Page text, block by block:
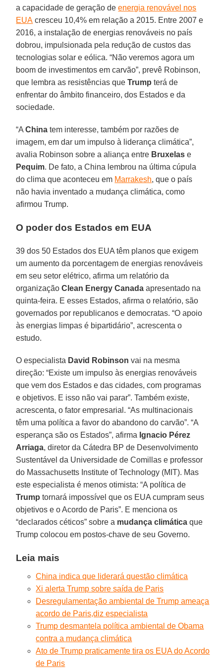
a capacidade de geração deenergia renovável nos
EUA cresceu 10,4% em relação a 2015. Entre 2007 e
2016, a instalação de energias renováveis no país
dobrou, impulsionada pela redução de custos das
tecnologias solar e eólica. “Não veremos agora um
boom de investimentos em carvão”, prevê Robinson,
que lembra as resistências queTrump terá de
enfrentar do âmbito financeiro, dos Estados e da
sociedade.
“AChina tem interesse, também por razões de
imagem, em dar um impulso à liderança climática”,
avalia Robinson sobre a aliança entre Bruxelas e
Pequim. De fato, a China lembrou na última cúpula
do clima que aconteceu em Marrakesh, que o país
não havia inventado a mudança climática, como
afirmou Trump.
O poder dos Estados em EUA
39 dos 50 Estados dos EUA têm planos que exigem
um aumento da porcentagem de energias renováveis
em seu setor elétrico, afirma um relatório da
organizaçãoClean Energy Canada apresentado na
quinta-feira. E esses Estados, afirma o relatório, são
governados por republicanos e democratas. “O apoio
às energias limpas é bipartidário”, acrescenta o
estudo.
O especialista David Robinson vai na mesma
direção: “Existe um impulso às energias renováveis
que vem dos Estados e das cidades, com programas
e objetivos. E isso não vai parar”. Também existe,
acrescenta, o fator empresarial. “As multinacionais
têm uma política a favor do abandono do carvão”. “A
esperança são os Estados”, afirma Ignacio Pérez
Arriaga, diretor da Cátedra BP de Desenvolvimento
Sustentável da Universidade de Comillas e professor
do Massachusetts Institute of Technology (MIT). Mas
este especialista é menos otimista: “A política de
Trump tornará impossível que os EUA cumpram seus
objetivos e o Acordo de Paris”. E menciona os
“declarados céticos” sobre a mudança climática que
Trump colocou em postos-chave de seu Governo.
Leia mais
China indica que liderará questão climática
Xi alerta Trump sobre saída de Paris
Desregulamentação ambiental de Trump ameaça
acordo de Paris,diz especialista
Trump desmantela política ambiental de Obama
contra a mudança climática
Ato de Trump praticamente tira os EUA do Acordo
de Paris